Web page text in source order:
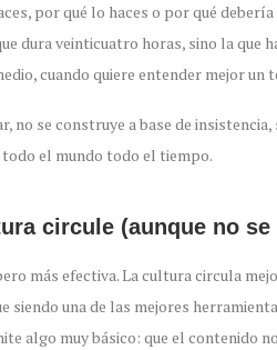
por qué lo haces o por qué
dura veinticuatro horas, sino la que
cuando quiere entender mejor un
no se construye a base de insistencia,
el mundo todo el tiempo.
circule (aunque no
más efectiva. La cultura circula
siendo una de las mejores
algo muy básico: que el contenido